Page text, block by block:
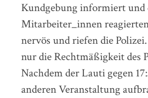
Kundgebung informiert und
Mitarbeiter_innen
nervös und riefen die
nur die Rechtmäßigkeit des
Nachdem der Lauti gegen
anderen Veranstaltung